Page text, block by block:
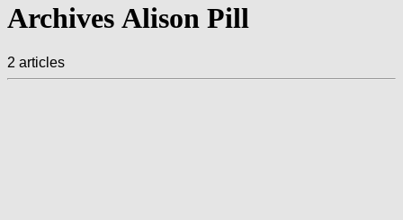
Archives Alison Pill
2 articles